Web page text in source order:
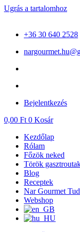
Ugrás a tartalomhoz
+36 30 640 2528
Bejelentkezés
0,00 Ft 0 Kosár
Kezdőlap
Rólam
Főzök neked
Török
Blog
Receptek
Nar Gourmet
Webshop